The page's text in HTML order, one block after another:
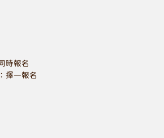
時報名
擇一報名